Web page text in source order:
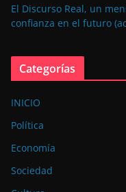
El Discurso Real, un
confianza en el futuro
Categorías
INICIO
Política
Economía
Sociedad